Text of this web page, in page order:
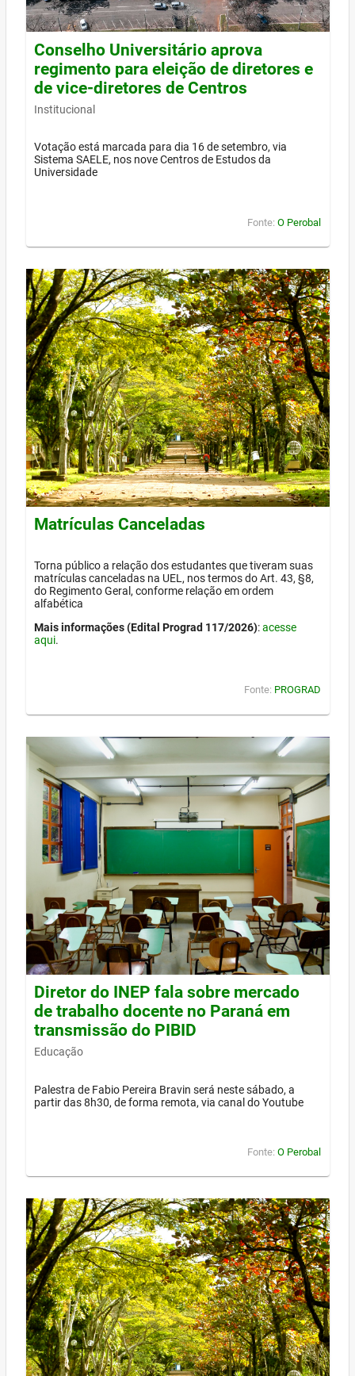
Conselho Universitário aprova
regimento para eleição de diretores e
de vice-diretores de Centros
Institucional
Votação está marcada para dia 16 de setembro, via
Sistema SAELE, nos nove Centros de Estudos da
Universidade
Fonte: O Perobal
Matrículas Canceladas
Torna público a relação dos estudantes que tiveram suas
matrículas canceladas na UEL, nos termos do Art. 43, §8,
do Regimento Geral, conforme relação em ordem
alfabética
Mais informações (Edital Prograd 117/2026):acesse
aqui.
Fonte: PROGRAD
Diretor do INEP fala sobre mercado
de trabalho docente no Paraná em
transmissão do PIBID
Educação
Palestra de Fabio Pereira Bravin será neste sábado, a
partir das 8h30, de forma remota, via canal do Youtube
Fonte: O Perobal